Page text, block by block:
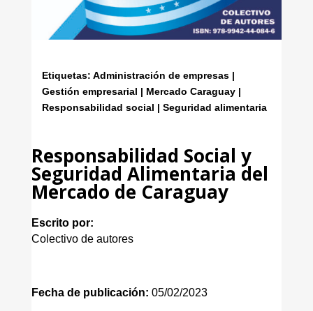
Etiquetas: Administración de empresas |
Gestión empresarial | Mercado Caraguay |
Responsabilidad social | Seguridad alimentaria
Responsabilidad Social y
Seguridad Alimentaria del
Mercado de Caraguay
Escrito por:
Colectivo de autores
Fecha de publicación: 05/02/2023